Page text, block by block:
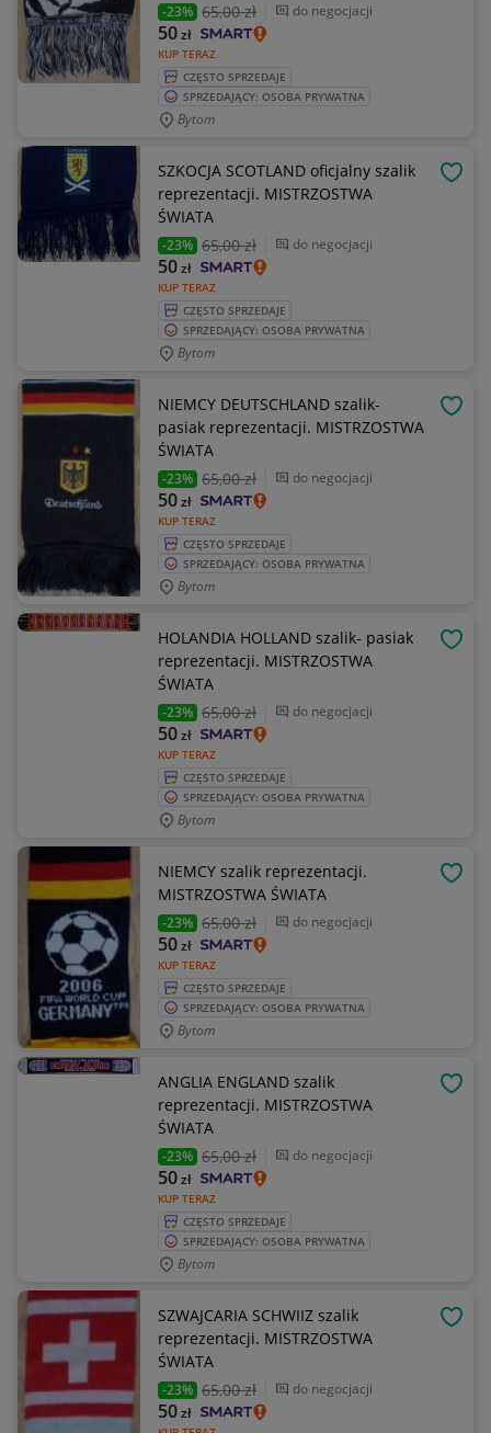
-23% 65,00 zł do negocjacji
KUP TERAZ
50zł
CZĘSTO SPRZEDAJE
SPRZEDAJĄCY: OSOBA PRYWATNA
Bytom
SZKOCJA SCOTLAND oficjalny szalik
reprezentacji. MISTRZOSTWA
ŚWIATA
-23% 65,00 zł do negocjacji
KUP TERAZ
50zł
CZĘSTO SPRZEDAJE
SPRZEDAJĄCY: OSOBA PRYWATNA
Bytom
NIEMCY DEUTSCHLAND szalik-
pasiak reprezentacji. MISTRZOSTWA
ŚWIATA
-23% 65,00 zł do negocjacji
KUP TERAZ
50zł
CZĘSTO SPRZEDAJE
SPRZEDAJĄCY: OSOBA PRYWATNA
Bytom
HOLANDIA HOLLAND szalik- pasiak
reprezentacji. MISTRZOSTWA
ŚWIATA
-23% 65,00 zł do negocjacji
KUP TERAZ
50zł
CZĘSTO SPRZEDAJE
SPRZEDAJĄCY: OSOBA PRYWATNA
Bytom
NIEMCY szalik reprezentacji.
MISTRZOSTWA ŚWIATA
-23% 65,00 zł do negocjacji
KUP TERAZ
50zł
CZĘSTO SPRZEDAJE
SPRZEDAJĄCY: OSOBA PRYWATNA
Bytom
ANGLIA ENGLAND szalik
reprezentacji. MISTRZOSTWA
ŚWIATA
-23% 65,00 zł do negocjacji
KUP TERAZ
50zł
CZĘSTO SPRZEDAJE
SPRZEDAJĄCY: OSOBA PRYWATNA
Bytom
SZWAJCARIA SCHWIIZ szalik
reprezentacji. MISTRZOSTWA
ŚWIATA
-23% 65,00 zł do negocjacji
50zł